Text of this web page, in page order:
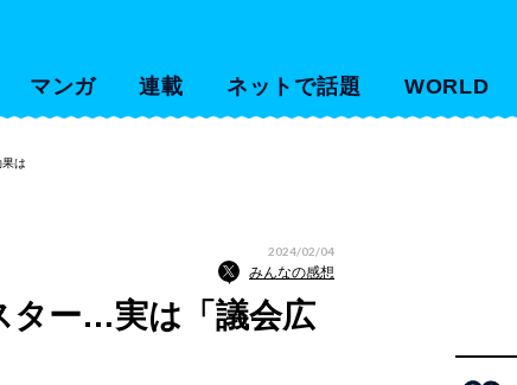
マンガ 連載 ネットで話題 WORLD
は
2024/02/04
みんなの感想
ター…実は「議会広